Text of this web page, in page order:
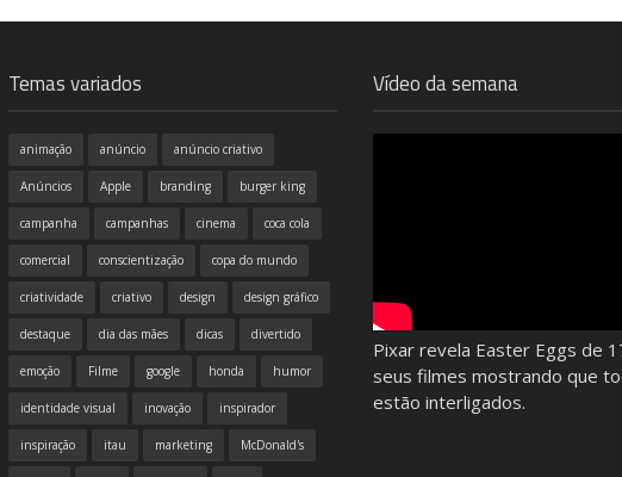
Temas variados
animação anúncio anúncio criativo
Anúncios Apple branding burger king
campanha campanhas cinema coca cola
comercial conscientização copa do mundo
criatividade criativo design design gráfico
destaque dia das mães dicas divertido
emoção Filme google honda humor
identidade visual inovação inspirador
inspiração itau marketing McDonald's
Vídeo da semana
Pixar revela Easter Eggs de
seus filmes mostrando que
estão interligados.